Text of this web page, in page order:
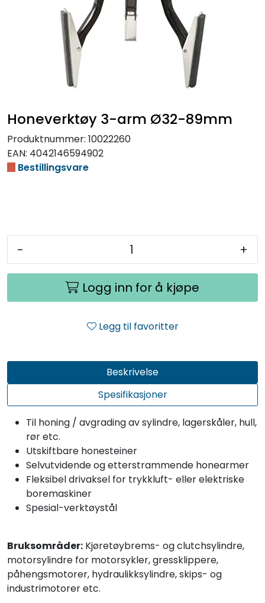
Honeverktøy 3-arm Ø32-89mm
Produktnummer: 10022260
EAN: 4042146594902
Bestillingsvare
- +
Logg inn for å kjøpe
Legg til favoritter
Beskrivelse
Spesifikasjoner
Til honing / avgrading av sylindre, lagerskåler, hull,
rør etc.
Utskiftbare honesteiner
Selvutvidende og etterstrammende honearmer
Fleksibel drivaksel for trykkluft- eller elektriske
boremaskiner
Spesial-verktøystål
Bruksområder: Kjøretøybrems- og clutchsylindre,
motorsylindre for motorsykler, gressklippere,
påhengsmotorer, hydraulikksylindre, skips- og
industrimotorer etc.